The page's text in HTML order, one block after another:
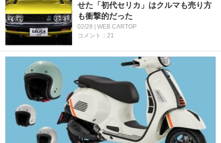
せた「初代セリカ」はクルマも売り方
も衝撃的だった
02/28 | WEB CARTOP
コメント：21